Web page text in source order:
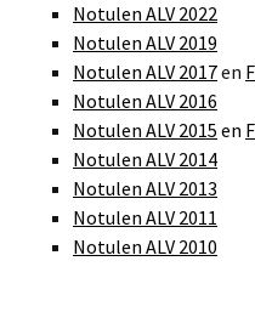
Notulen ALV 2022
Notulen ALV 2019
Notulen ALV 2017en
Notulen ALV 2016
Notulen ALV 2015 en
Notulen ALV 2014
Notulen ALV 2013
Notulen ALV 2011
Notulen ALV 2010